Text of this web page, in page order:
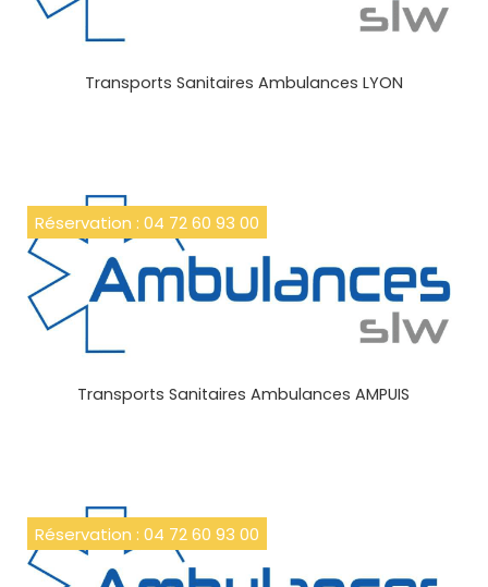
Transports Sanitaires Ambulances LYON
Réservation : 04 72 60 93 00
Transports Sanitaires Ambulances AMPUIS
Réservation : 04 72 60 93 00